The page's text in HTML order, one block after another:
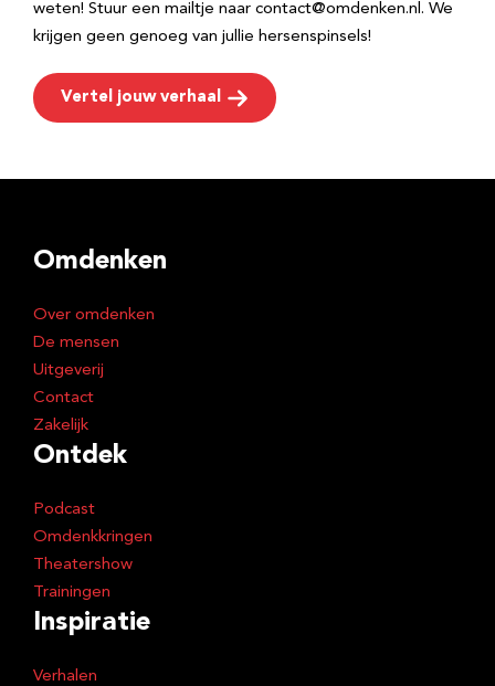
weten! Stuur een mailtje naar contact@omdenken.nl. We
krijgen geen genoeg van jullie hersenspinsels!
Vertel jouw verhaal
Omdenken
Over omdenken
De mensen
Uitgeverij
Contact
Zakelijk
Ontdek
Podcast
Omdenkkringen
Theatershow
Trainingen
Inspiratie
Verhalen